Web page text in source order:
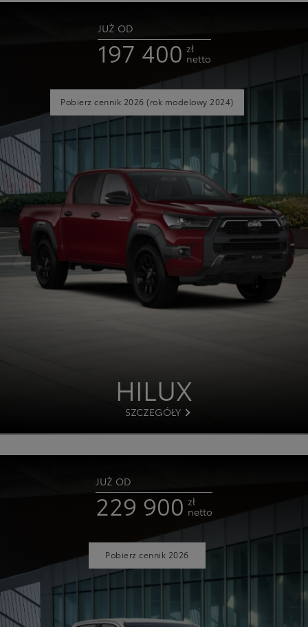
JUŻ OD
197 400 zł
netto
Pobierz cennik 2026(rok modelowy 2024)
HILUX
SZCZEGÓŁY
JUŻ OD
229 900 zł
netto
Pobierz cennik 2026